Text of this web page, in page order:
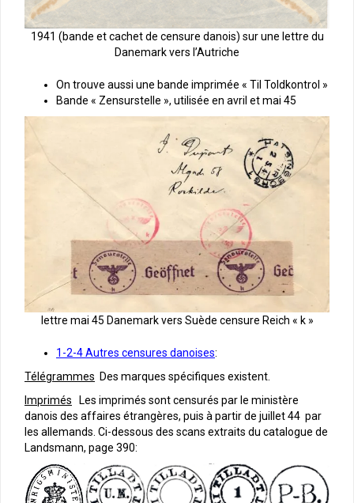
1941 (bande et cachet de censure danois) sur une lettre du
Danemark vers l’Autriche
On trouve aussi une bande imprimée « Til Toldkontrol »
Bande « Zensurstelle », utilisée en avril et mai 45
lettre mai 45 Danemark vers Suède censure Reich « k »
1-2-4 Autres censures danoises:
Télégrammes Des marques spécifiques existent.
Imprimés Les imprimés sont censurés par le ministère
danois des affaires étrangères, puis à partir de juillet 44 par
les allemands. Ci-dessous des scans extraits du catalogue de
Landsmann, page 390: